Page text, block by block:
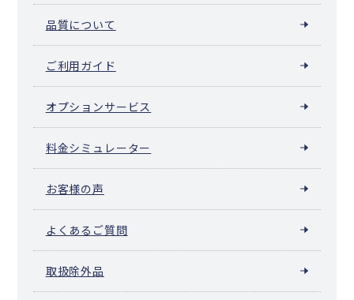
品質について
ご利用ガイド
オプションサービス
料金シミュレーター
お客様の声
よくあるご質問
取扱除外品